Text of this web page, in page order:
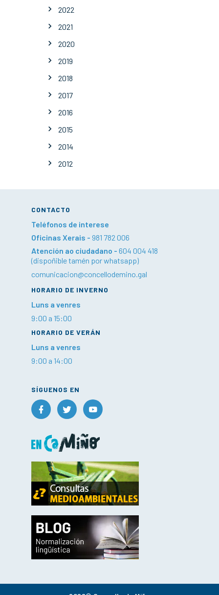
2022
2021
2020
2019
2018
2017
2016
2015
2014
2012
CONTACTO
Teléfonos de interese
Oficinas Xerais - 981 782 006
Atención ao ciudadano - 604 004 418
(dispoñible tamén por whatsapp)
comunicacion@concellodemino.gal
HORARIO DE INVERNO
Luns a venres
9:00 a 15:00
HORARIO DE VERÁN
Luns a venres
9:00 a 14:00
SÍGUENOS EN